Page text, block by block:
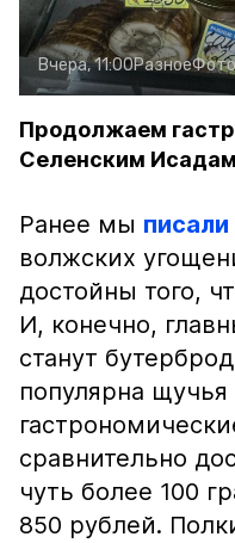
Вчера, 11:00Разное
Продолжаем
Селенским Исадам
Ранее мы писали
волжских
достойны того,
И, конечно,
станут
популярна
сравнительно
чуть более 100
850 рублей.